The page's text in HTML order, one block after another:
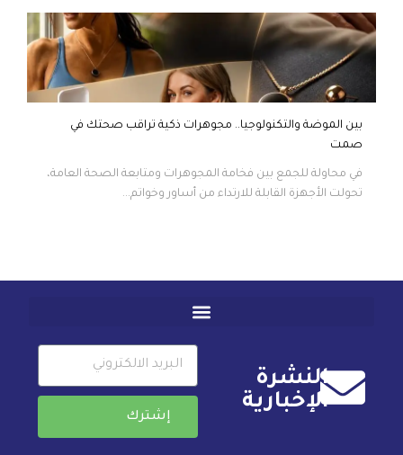
بين الموضة والتكنولوجيا.. مجوهرات ذكية تراقب صحتك في
صمت
في محاولة للجمع بين فخامة المجوهرات ومتابعة الصحة العامة،
تحولت الأجهزة القابلة للارتداء من أساور وخواتم...
النشرة
الإخبارية
إشترك